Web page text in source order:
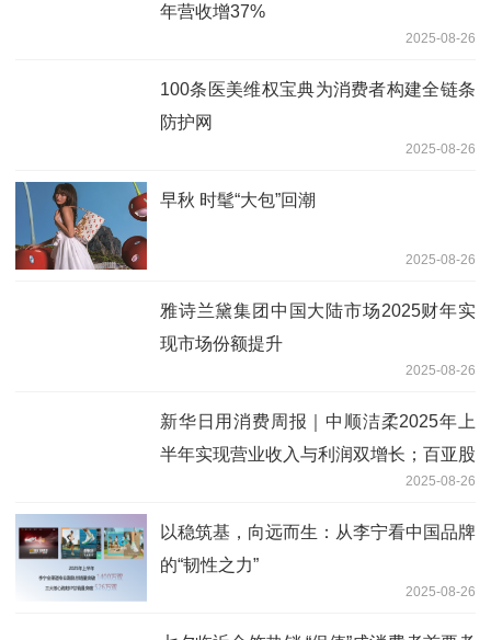
年营收增37%
2025-08-26
100条医美维权宝典为消费者构建全链条
防护网
2025-08-26
早秋 时髦“大包”回潮
2025-08-26
雅诗兰黛集团中国大陆市场2025财年实
现市场份额提升
2025-08-26
新华日用消费周报｜中顺洁柔2025年上
半年实现营业收入与利润双增长；百亚股
份2025年上半年实现营收17.64亿元2025-08-26
以稳筑基，向远而生：从李宁看中国品牌
的“韧性之力”
2025-08-26